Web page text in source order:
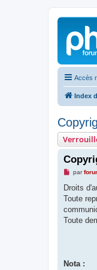
Accès
Index
M
s
a
g
n
par
Droits
Toute
Toute
Nota :